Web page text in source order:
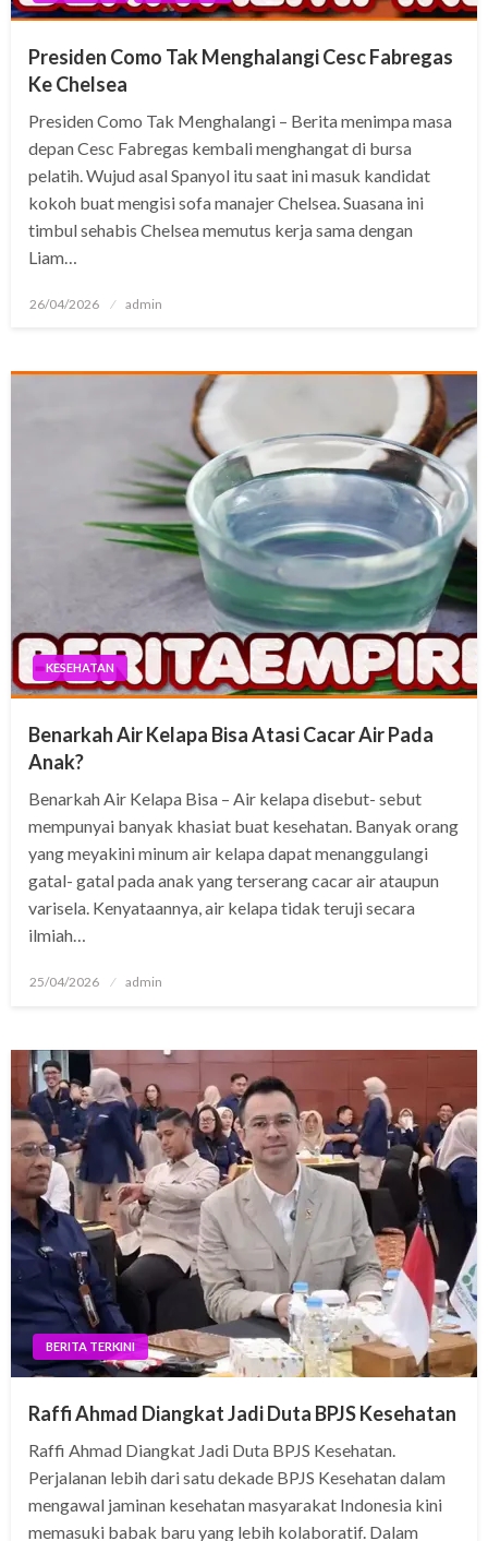
Presiden Como Tak Menghalangi Cesc Fabregas
Ke Chelsea
Presiden Como Tak Menghalangi – Berita menimpa masa
depan Cesc Fabregas kembali menghangat di bursa
pelatih. Wujud asal Spanyol itu saat ini masuk kandidat
kokoh buat mengisi sofa manajer Chelsea. Suasana ini
timbul sehabis Chelsea memutus kerja sama dengan
Liam…
Posted
26/04/2026 admin
KESEHATAN
Benarkah Air Kelapa Bisa Atasi Cacar Air Pada
Anak?
Benarkah Air Kelapa Bisa – Air kelapa disebut- sebut
mempunyai banyak khasiat buat kesehatan. Banyak orang
yang meyakini minum air kelapa dapat menanggulangi
gatal- gatal pada anak yang terserang cacar air ataupun
varisela. Kenyataannya, air kelapa tidak teruji secara
ilmiah…
Posted
25/04/2026 admin
BERITA TERKINI
Raffi Ahmad Diangkat Jadi Duta BPJS Kesehatan
Raffi Ahmad Diangkat Jadi Duta BPJS Kesehatan.
Perjalanan lebih dari satu dekade BPJS Kesehatan dalam
mengawal jaminan kesehatan masyarakat Indonesia kini
memasuki babak baru yang lebih kolaboratif. Dalam